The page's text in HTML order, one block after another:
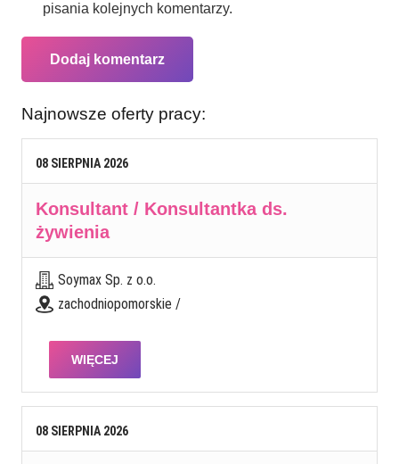
pisania kolejnych komentarzy.
Dodaj komentarz
Najnowsze oferty pracy:
08 SIERPNIA 2026
Konsultant / Konsultantka ds.
żywienia
Soymax Sp. z o.o.
zachodniopomorskie /
WIĘCEJ
08 SIERPNIA 2026